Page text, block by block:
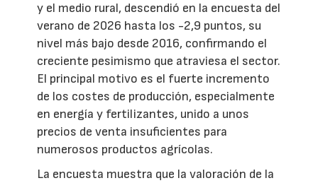
y el medio rural, descendió en la encuesta del
verano de 2026 hasta los -2,9 puntos, su
nivel más bajo desde 2016, confirmando el
creciente pesimismo que atraviesa el sector.
El principal motivo es el fuerte incremento
de los costes de producción, especialmente
en energía y fertilizantes, unido a unos
precios de venta insuficientes para
numerosos productos agrícolas.
La encuesta muestra que la valoración de la